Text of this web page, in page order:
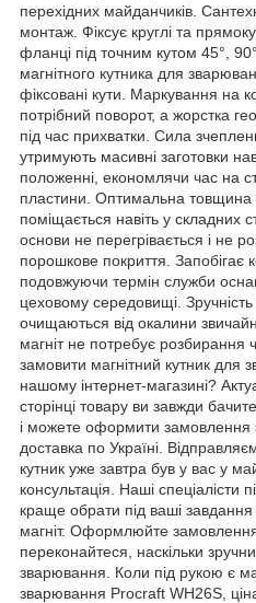
перехідних майданчиків.
монтаж. Фіксує круглі та
фланці під точним кутом 45°,
магнітного кутника для
фіксовані кути. Маркування на
потрібний поворот, а жорстка
під час прихватки. Сила
утримують масивні заготовки
положенні, економлячи час на
пластини. Оптимальна товщина
поміщається навіть у складних
основи не перегрівається і не
порошкове покриття. Запобігає
подовжуючи термін служби
цеховому середовищі.
очищаються від окалини
магніт не потребує
замовити магнітний кутник для
нашому інтернет-магазині?
сторінці товару ви завжди
і можете оформити замовлення
доставка по Україні.
кутник уже завтра був у вас у
консультація. Наші спеціалісти
краще обрати під ваші завдання
магніт. Оформлюйте
переконайтеся, наскільки
зварювання. Коли під рукою є
зварювання Procraft WH26S,